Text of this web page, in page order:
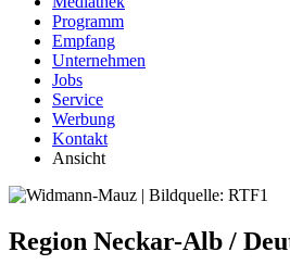
Programm
Empfang
Unternehmen
Jobs
Service
Werbung
Kontakt
Ansicht
Region Neckar-Alb /